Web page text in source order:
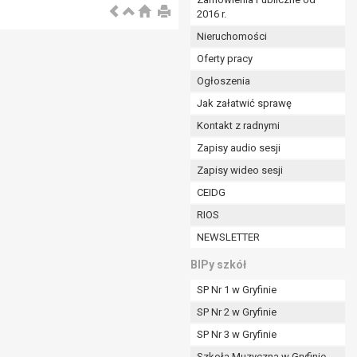
2016 r.
Nieruchomości
Oferty pracy
Ogłoszenia
Jak załatwić sprawę
Kontakt z radnymi
Zapisy audio sesji
Zapisy wideo sesji
CEIDG
RIOS
NEWSLETTER
BIPy szkół
SP Nr 1 w Gryfinie
SP Nr 2 w Gryfinie
SP Nr 3 w Gryfinie
(Dz.U. z 2017r., poz. 1875 ze zm.) oraz z
i celu określonym w treści zgody.
odbiorcom lub kategoriom odbiorców danych
z terminami archiwizacji określonymi przez
czasu wycofania tej zgody.
do realizacji zawartej umowy, a po tym
na przetwarzanie danych po zakończeniu i
z umowy o dofinansowanie zawartej między